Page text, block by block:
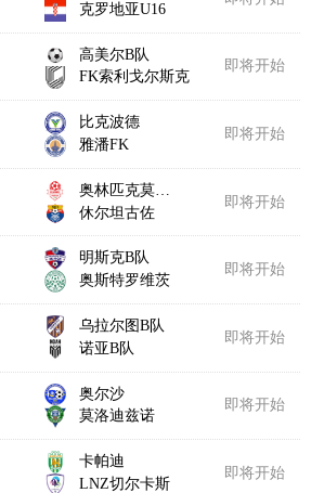
克罗地亚U16
高美尔B队
FK索利戈尔斯克
即将开始
比克波德
雅潘FK
即将开始
奥林匹克莫比兹
休尔坦古佐
即将开始
明斯克B队
奥斯特罗维茨
即将开始
乌拉尔图B队
诺亚B队
即将开始
奥尔沙
莫洛迪兹诺
即将开始
卡帕迪
LNZ切尔卡斯
即将开始